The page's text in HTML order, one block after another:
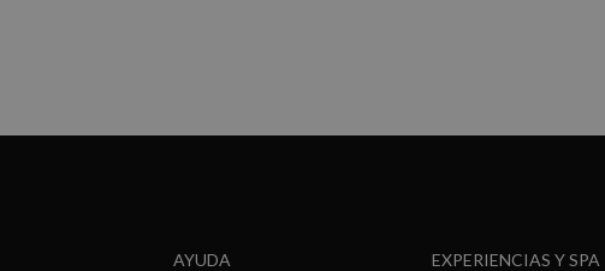
AYUDA EXPERIENCIAS Y SPA